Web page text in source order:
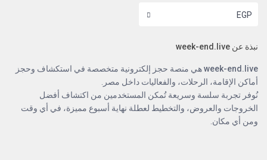
EGP
نبذة عن week-end.live
week-end.liveهي منصة حجز إلكترونية متخصصة في استكشاف وحجز
أماكن الإقامة، الرحلات، والفعاليات داخل مصر.
نُوفر تجربة سلسة وسريعة تُمكن المستخدمين من اكتشاف أفضل
الخروجات والعروض، والتخطيط لعطلة نهاية أسبوع مميزة، في أي وقت
ومن أي مكان.